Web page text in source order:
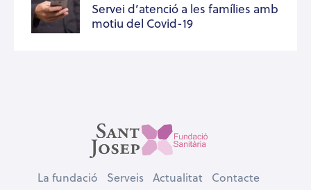
Servei d’atenció a les famílies amb
motiu del Covid-19
La fundació Serveis Actualitat Contacte